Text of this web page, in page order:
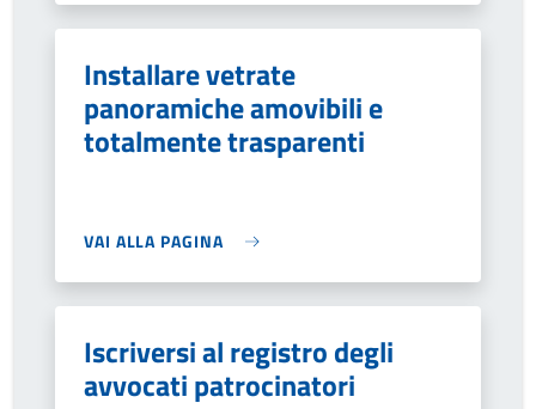
Installare vetrate
panoramiche amovibili e
totalmente trasparenti
VAI ALLA PAGINA
Iscriversi al registro degli
avvocati patrocinatori